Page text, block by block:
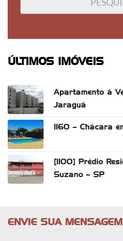
ÚLTIMOS IMÓVEIS
Apartamento á
Jaraguá
1160 – Chácara
[1100] Prédio
Suzano – SP
ENVIE SUA MENSAGEM